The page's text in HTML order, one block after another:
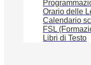
Orario delle
Calendario
FSL
Libri di Testo